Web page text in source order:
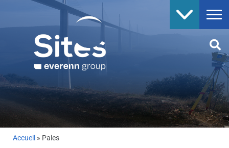
Accueil » Pales